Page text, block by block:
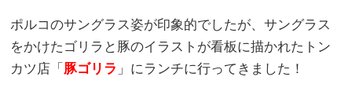
ポルコのサングラス姿が印象的でしたが、サングラス
をかけたゴリラと豚のイラストが看板に描かれたトン
カツ店「 豚ゴリラ 」にランチに行ってきました！